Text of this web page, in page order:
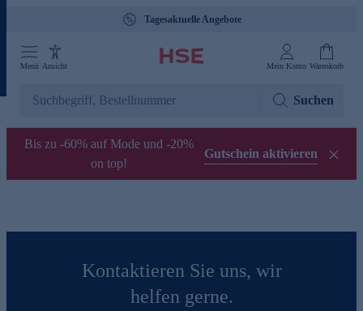
Tagesaktuelle Angebote
Menü Ansicht Mein Konto Warenkorb
Suchen
Bis zu -60% auf Mode und -20%
on top!
Gutschein aktivieren
Kontaktieren Sie uns, wir
helfen gerne.